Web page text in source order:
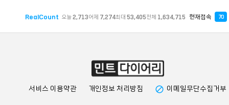
RealCount 오늘2,713어제 7,274최대 53,405전체 1,634,715 현재접속 70
서비스 이용약관 개인정보 처리방침 block 이메일무단수집거부